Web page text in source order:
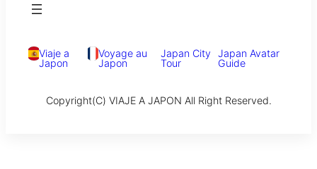
Viaje a
Japon
Voyage au
Japon
Japan City
Tour
Japan Avatar
Guide
Copyright(C) VIAJE A JAPON All Right Reserved.